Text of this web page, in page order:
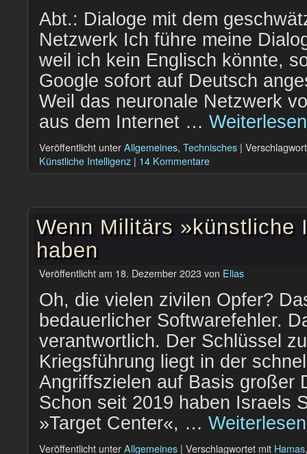
Abt.: Dialoge mit dem
Netzwerk Ich führe meine
weil ich kein Englisch könnte,
Google sofort auf Deutsch
Weil das neuronale Netzwerk
aus dem Internet …
Veröffentlicht unterAllgemeines, Technisches |
Künstliche Intelligenz | 14 Kommentare
Wenn Militärs »künstliche
haben
Veröffentlicht am 18. Dezember 2023von Elias
Oh, die vielen zivilen Opfer?
bedauerlicher Softwarefehler.
verantwortlich. Der Schlüssel
Kriegsführung liegt in der
Angriffszielen auf Basis großer
Schon seit 2019 haben Israels
»Target Center«, …
Veröffentlicht unterAllgemeines | Verschlagwortet mit Hamas